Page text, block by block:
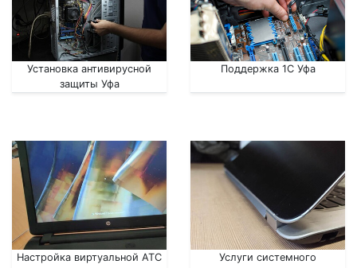
Установка антивирусной
защиты Уфа
Поддержка 1С Уфа
Настройка виртуальной АТС
Услуги системного